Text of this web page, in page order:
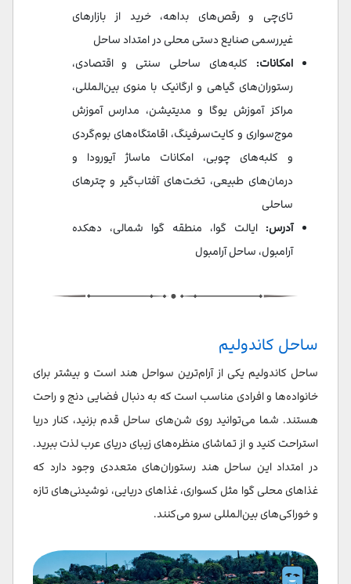
تای‌چی و رقص‌های بداهه، خرید از بازارهای
غیررسمی صنایع دستی محلی در امتداد ساحل
امکانات: کلبه‌های ساحلی سنتی و اقتصادی،
رستوران‌های گیاهی و ارگانیک با منوی بین‌المللی،
مراکز آموزش یوگا و مدیتیشن، مدارس آموزش
موج‌سواری و کایت‌سرفینگ، اقامتگاه‌های بوم‌گردی
و کلبه‌های چوبی، امکانات ماساژ آیورودا و
درمان‌های طبیعی، تخت‌های آفتاب‌گیر و چترهای
ساحلی
آدرس: ایالت گوا، منطقه گوا شمالی، دهکده
آرامبول، ساحل آرامبول
ساحل کاندولیم
ساحل کاندولیم یکی از آرام‌ترین سواحل هند است و بیشتر برای
خانواده‌ها و افرادی مناسب است که به دنبال فضایی دنج و راحت
هستند. شما می‌توانید روی شن‌های ساحل قدم بزنید، کنار دریا
استراحت کنید و از تماشای منظره‌های زیبای دریای عرب لذت ببرید.
در امتداد این ساحل هند رستوران‌های متعددی وجود دارد که
غذاهای محلی گوا مثل کسواری، غذاهای دریایی، نوشیدنی‌های تازه
و خوراکی‌های بین‌المللی سرو می‌کنند.